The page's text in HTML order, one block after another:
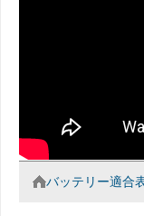
バッテリー適合